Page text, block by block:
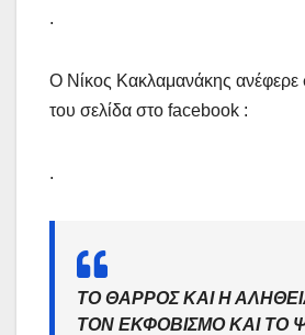
.
Ο Νίκος Κακλαμανάκης
του σελίδα στο facebook :
.
ΤΟ ΘΑΡΡΟΣ ΚΑΙ Η
ΤΟΝ ΕΚΦΟΒΙΣΜΟ ΚΑΙ ΤΟ